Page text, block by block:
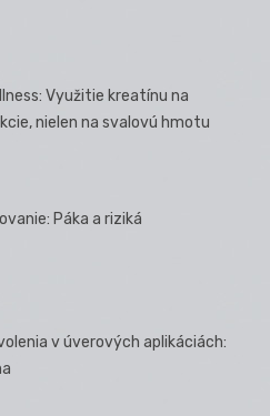
Využitie kreatínu na
nielen na svalovú hmotu
Páka a riziká
v úverových aplikáciách: